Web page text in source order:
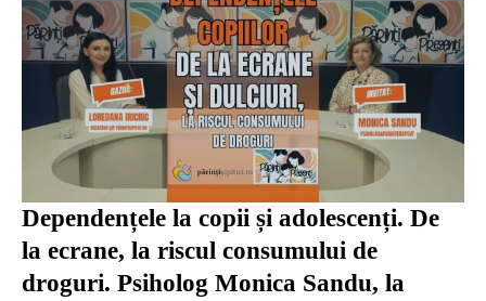
Dependențele la copii și adolescenți. De
la ecrane, la riscul consumului de
droguri. Psiholog Monica Sandu, la